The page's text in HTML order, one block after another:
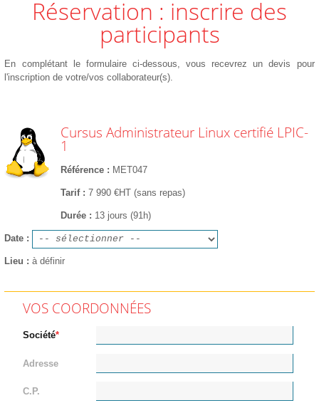
Réservation : inscrire des
participants
En complétant le formulaire ci-dessous, vous recevrez un devis pour
l'inscription de votre/vos collaborateur(s).
Cursus Administrateur Linux certifié LPIC-
1
Référence MET047
Tarif 7 990 €HT (sans repas)
Durée 13 jours (91h)
Date
Lieu à définir
VOS COORDONNÉES
Société
Adresse
C.P.